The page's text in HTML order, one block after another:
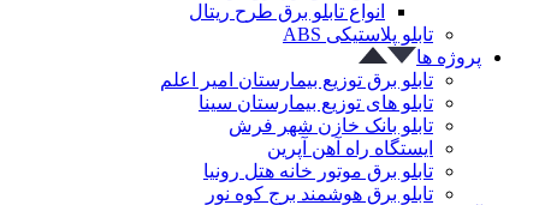
انواع تابلو برق طرح ریتال
تابلو پلاستیکی ABS
پروژه ها
تابلو برق توزیع بیمارستان امیر اعلم
تابلو های توزیع بیمارستان سینا
تابلو بانک خازن شهر فرش
ایستگاه راه آهن آپرین
تابلو برق موتور خانه هتل رونیا
تابلو برق هوشمند برج کوه نور